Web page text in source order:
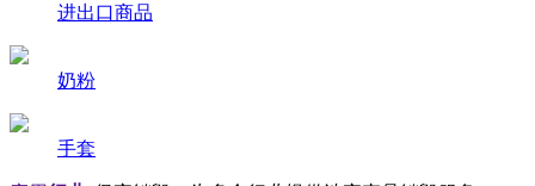
进出口商品
奶粉
手套